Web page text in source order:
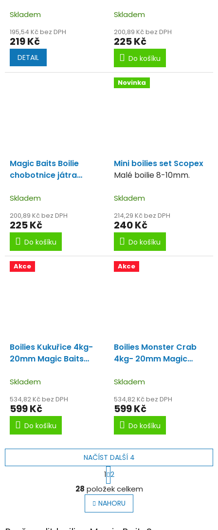
chytání.
Skladem
195,54 Kč bez DPH
219 Kč
DETAIL
Skladem
200,89 Kč bez DPH
225 Kč
Do košíku
Magic Baits Boilie
chobotnice játra
Skladem
200,89 Kč bez DPH
225 Kč
Do košíku
Novinka
Mini boilies set Scopex
Malé boilie 8-10mm.
Skladem
214,29 Kč bez DPH
240 Kč
Do košíku
Akce
Boilies Kukuřice 4kg-
20mm Magic Baits
kyblíku.
Skladem
534,82 Kč bez DPH
599 Kč
Do košíku
Akce
Boilies Monster Crab
4kg- 20mm Magic
kyblíku.
Skladem
534,82 Kč bez DPH
599 Kč
Do košíku
O
v
l
á
NAČÍST DALŠÍ 4
S
t
r
á
n
k
1 2
28 položek celkem
NAHORU